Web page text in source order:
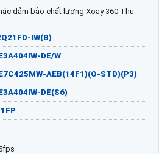
đảm bảo chất lượng Xoay 360 Thu
IW(B)
DE/W
AEB(14F1)(O-STD)(P3)
DE(S6)